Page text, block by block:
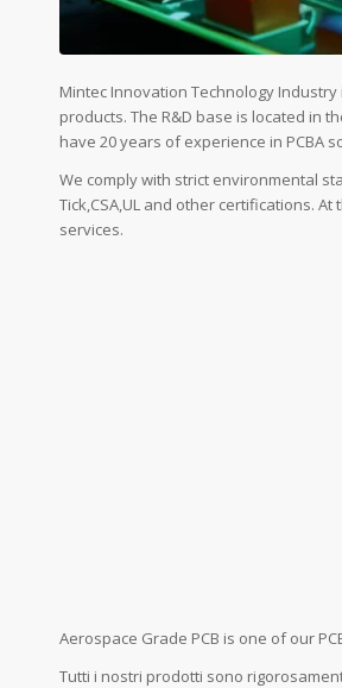
Mintec Innovation Technology
products. The R&D base is located in
have 20 years of experience in PCBA
We comply with strict environmental
Tick,CSA,UL and other certifications.
services.
Aerospace Grade PCB is one of our
Tutti i nostri prodotti sono